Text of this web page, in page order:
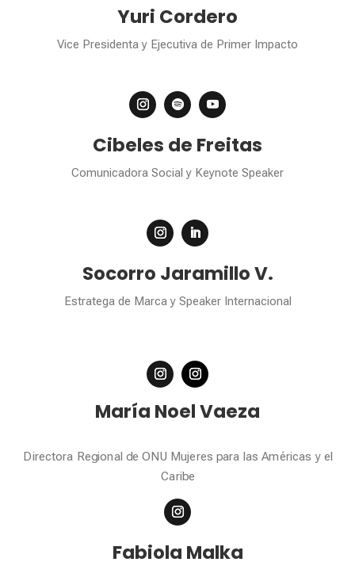
Yuri Cordero
Vice Presidenta y Ejecutiva de Primer Impacto
Cibeles de Freitas
Comunicadora Social y Keynote Speaker
Socorro Jaramillo V.
Estratega de Marca y Speaker Internacional
María Noel Vaeza
Directora Regional de ONU Mujeres para las Américas y el
Caribe
Fabiola Malka